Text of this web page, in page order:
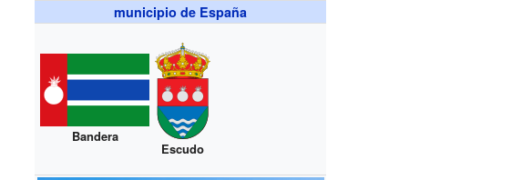
municipio de España
Bandera
Escudo